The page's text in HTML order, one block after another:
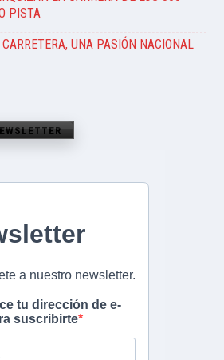
PISTA
UNA PASIÓN NACIONAL